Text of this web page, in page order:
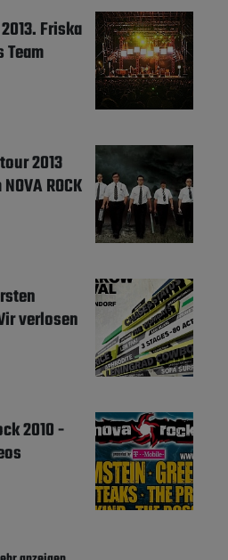
2013. Friska
Team
2013
ROCK
verlosen
2010 -